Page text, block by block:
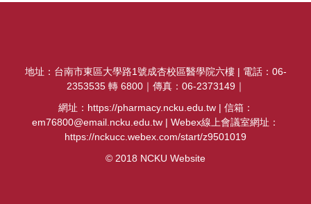
地址：台南市東區大學路1號成杏校區醫學院六樓 | 電話：06-
2353535 轉 6800｜傳真：06-2373149｜
網址：https://pharmacy.ncku.edu.tw | 信箱：
em76800@email.ncku.edu.tw | Webex線上會議室網址：
https://nckucc.webex.com/start/z9501019
© 2018 NCKU Website